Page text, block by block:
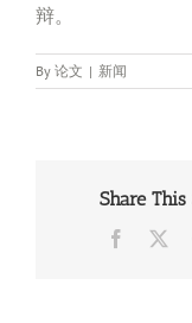
辩。
By 论文 | 新闻
Share